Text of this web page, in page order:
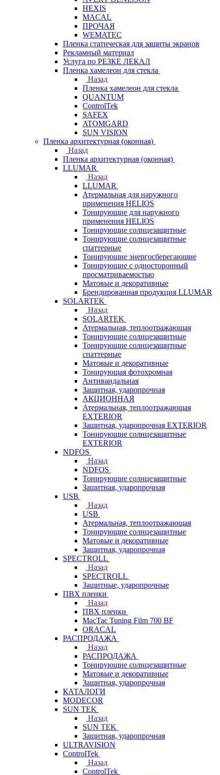
HEXIS
MACAL
ПРОЧАЯ
WEMATEC
Пленка статическая для защиты экранов
Рекламный материал
Услуга по РЕЗКЕ ЛЕКАЛ
Пленка хамелеон для стекла
Назад
Пленка хамелеон для стекла
QUANTUM
ControlTek
SAFEX
ATOMGARD
SUN VISION
Пленка архитектурная (оконная)
Назад
Пленка архитектурная (оконная)
LLUMAR
Назад
LLUMAR
Атермальная для наружного
применения HELIOS
Тонирующие для наружного
применения HELIOS
Тонирующие солнцезащитные
Тонирующие солнцезащитные
спаттерные
Тонирующие энергосберегающие
Тонирующие с односторонный
просматриваемостью
Матовые и декоративные
Брендированная продукция LLUMAR
SOLARTEK
Назад
SOLARTEK
Атермальная, теплоотражающая
Тонирующие солнцезащитные
Тонирующие солнцезащитные
спаттерные
Матовые и декоративные
Тонирующая фотохромная
Антивандальная
Защитная, ударопрочная
АКЦИОННАЯ
Атермальная, теплоотражающая
EXTERIOR
Защитная, ударопрочная EXTERIOR
Тонирующие солнцезащитные
EXTERIOR
NDFOS
Назад
NDFOS
Тонирующие солнцезащитные
Защитная, ударопрочная
USB
Назад
USB
Атермальная, теплоотражающая
Тонирующие солнцезащитные
Матовые и декоративные
Защитная, ударопрочная
SPECTROLL
Назад
SPECTROLL
Защитные, ударопрочные
ПВХ пленки
Назад
ПВХ пленки
MacTac Tuning Film 700 BF
ORACAL
РАСПРОДАЖА
Назад
РАСПРОДАЖА
Тонирующие солнцезащитные
Матовые и декоративные
Защитная, ударопрочная
КАТАЛОГИ
MODECOR
SUN TEK
Назад
SUN TEK
Защитная, ударопрочная
ULTRAVISION
ControlTek
Назад
ControlTek